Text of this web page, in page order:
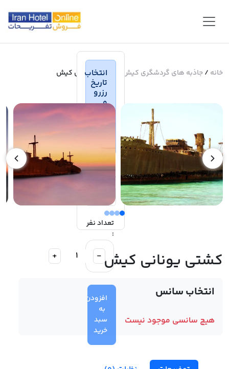
خانه /جاذبه های گردشگری کیش / کشتی یونانی کیش
کشتی یونانی کیش
انتخاب
تاریخ
رزرو
و
سانس
انتخاب
تاریخ رزرو:
تعداد نفر
:
-
+
افزودن
به
سبد
خرید
انتخاب سانس
هیچ سانسی موجود نیست